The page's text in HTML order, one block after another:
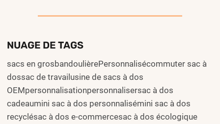
NUAGE DE TAGS
sacs en grosbandoulièrePersonnalisécommuter sac à
dossac de travailusine de sacs à dos
OEMpersonnalisationpersonnalisersac à dos
cadeaumini sac à dos personnalisémini sac à dos
recyclésac à dos e-commercesac à dos écologique